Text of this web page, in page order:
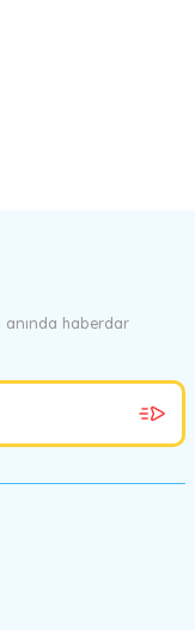
anında haberdar